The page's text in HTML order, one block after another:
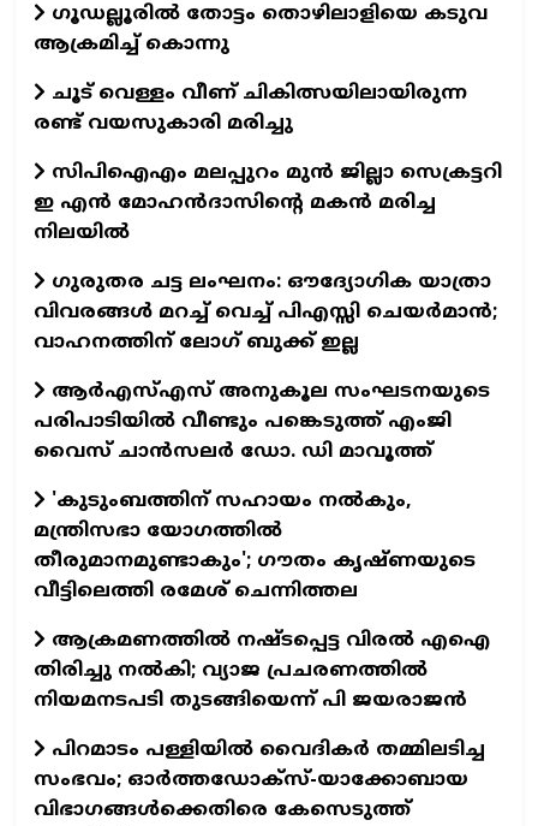
ഗൂഡല്ലൂരില്‍ തോട്ടം തൊഴിലാളിയെ കടുവ
ആക്രമിച്ച് കൊന്നു
ചൂട് വെള്ളം വീണ് ചികിത്സയിലായിരുന്ന
രണ്ട് വയസുകാരി മരിച്ചു
സിപിഐഎം മലപ്പുറം മുന്‍ ജില്ലാ സെക്രട്ടറി
ഇ എന്‍ മോഹന്‍ദാസിന്റെ മകന്‍ മരിച്ച
നിലയില്‍
ഗുരുതര ചട്ട ലംഘനം: ഔദ്യോഗിക യാത്രാ
വിവരങ്ങള്‍ മറച്ച് വെച്ച് പിഎസ്സി ചെയര്‍മാന്‍;
വാഹനത്തിന് ലോഗ് ബുക്ക് ഇല്ല
ആര്‍എസ്എസ് അനുകൂല സംഘടനയുടെ
പരിപാടിയില്‍ വീണ്ടും പങ്കെടുത്ത് എംജി
വൈസ് ചാന്‍സലര്‍ ഡോ. ഡി മാവൂത്ത്
'കുടുംബത്തിന് സഹായം നല്‍കും,
മന്ത്രിസഭാ യോഗത്തില്‍
തീരുമാനമുണ്ടാകും'; ഗൗതം കൃഷ്ണയുടെ
വീട്ടിലെത്തി രമേശ് ചെന്നിത്തല
ആക്രമണത്തില്‍ നഷ്ടപ്പെട്ട വിരല്‍ എഐ
തിരിച്ചു നല്‍കി; വ്യാജ പ്രചരണത്തില്‍
നിയമനടപടി തുടങ്ങിയെന്ന് പി ജയരാജന്‍
പിറമാടം പള്ളിയില്‍ വൈദികര്‍ തമ്മിലടിച്ച
സംഭവം; ഓര്‍ത്തഡോക്‌സ്-യാക്കോബായ
വിഭാഗങ്ങള്‍ക്കെതിരെ കേസെടുത്ത്